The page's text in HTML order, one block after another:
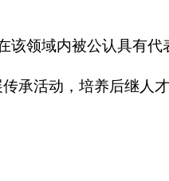
该领域内被公认具有代
承活动，培养后继人才